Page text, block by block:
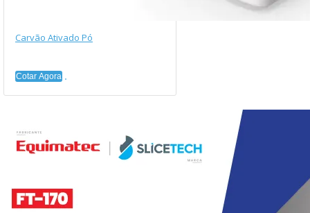
Carvão Ativado Pó
Cotar Agora